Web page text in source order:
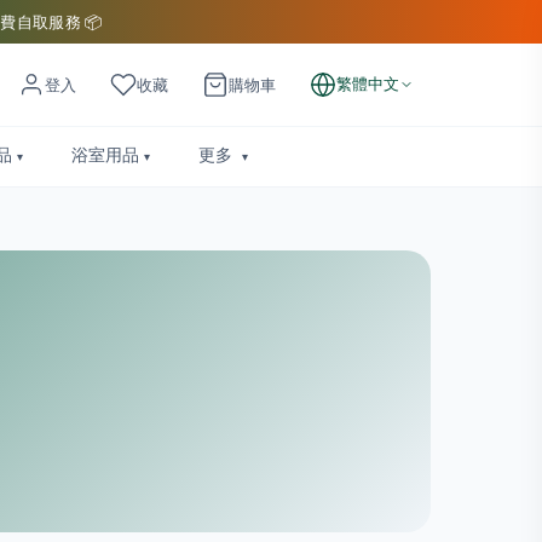
自取服務 📦
登入 收藏 購物車 繁體中文
浴室用品 更多